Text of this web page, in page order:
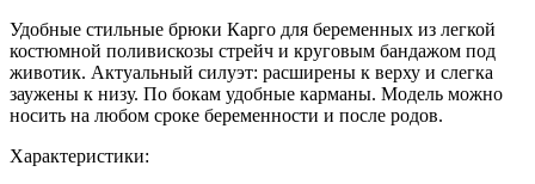
Удобные стильные брюки Карго для беременных из легкой
костюмной поливискозы стрейч и круговым бандажом под
животик. Актуальный силуэт: расширены к верху и слегка
заужены к низу. По бокам удобные карманы. Модель можно
носить на любом сроке беременности и после родов.
Характеристики: